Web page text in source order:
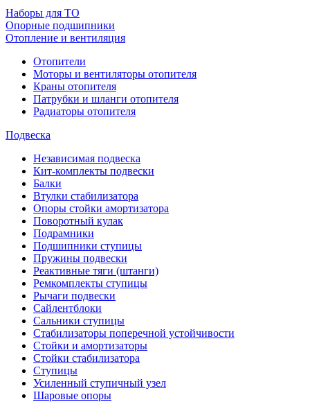
Наборы для ТО
Опорные подшипники
Отопление и вентиляция
Отопители
Моторы и вентиляторы отопителя
Краны отопителя
Патрубки и шланги отопителя
Радиаторы отопителя
Подвеска
Независимая подвеска
Кит-комплекты подвески
Балки
Втулки стабилизатора
Опоры стойки амортизатора
Поворотный кулак
Подрамники
Подшипники ступицы
Пружины подвески
Реактивные тяги (штанги)
Ремкомплекты ступицы
Рычаги подвески
Сайлентблоки
Сальники ступицы
Стабилизаторы поперечной устойчивости
Стойки и амортизаторы
Стойки стабилизатора
Ступицы
Усиленный ступичный узел
Шаровые опоры